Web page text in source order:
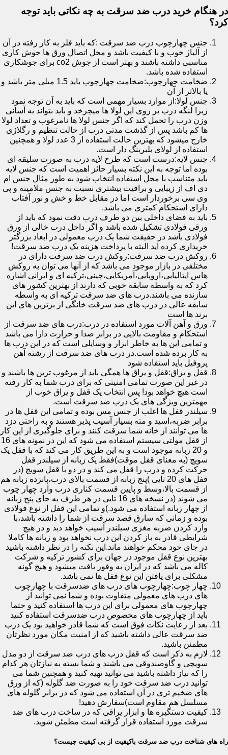
در هنگام خرید درب ضد سرقت به چه نکاتی باید توجه
کرد؟
جنس چهارچوب درب ضد سرقت :که باید فلز به کار رفته در آن
از آلیاژ خوب و با کیفیت باشد و محل اتصال ورق ها جوش کاری
مناسبی داشته باشند و بهتر است از جوش co2 برای جوشکاری
استفاده شده باشد.
ضخامت چهارچوب:ضخامت چهارچوب باید 1.5 میلی متر باشد و
یا بالاتر از آن
جنس لولا:از موارد بسیار مهمی است که باید به آن توجه نمود
زیرا لنگه درب بر روی این لولا ها میچرخد و باید بتواند به آسانی
وزن درب را تحمل کند که اگر جنس لولا ها نامرغوب و تعداد لولا
ها کم باشد پس از گذشت مدتی درب از حالت تنظیم و رگلاژی
خارج میشود که بهترین حالت استفاده از 3 عدد لولا و همچنین
استفاده از لولای بلبرینگ دار است.
جنس لایه:درست است که طرح لایه درب به صورت سلیقه ای
بوده اما توجه به این نکته بسیار حائز اهمیت است که جنس لایه
باید متناسب با محل استفاده انتخاب شود به طور مثال جنس ام
دی اف از زیبایی و براقیت بیشتری نسبت به جنس ملامینه و پی
وی سی برخوردار است اما در مقابل خط و خش و نور آفتاب
دارای استحکام کمتری می باشد.
باید به فضای داخلی بین دو طرف درب دقت نمود که باید از
ورقی فولادی تشکیل شده باشد و اگر داخل درب خالی از ورق
فولادی باشد در حقیقت شما یک درب معمولی در ابعاد بزرگتر
خریداری کرده اید البته با پرداخت هزینه یک درب ضد سرقت!
روکش درب ضد سرقت:روکش درب ضد سرقت دارای در
مختلفی در بازار موجود می باشد که از آنها می توان به روکش
هاس ایتالیایی،اروپایی،آمریکایی،چینی،ترکیه ای و ایرانی اشاره
کرد که به واسطه سابقه خوبی که دارند از بهترین کشور های
سازنده می باشند.درب های ضد سرقت ترکیه ای به واسطه
سابقه عالی در درب های ضد سرقت خانگی از برترین های این
برند ها است
ورق و آهن آلات مورد استفاده در درب:درب های ضد سرقت از
استحکام و مقاومت بالایی در برابر صدا و حرارت دارا می باشد
و تمامی این ها به خاطر ابزار و وسایلی است که در این درب ها
به کار برده شده است.در درب های ضد سرقت از رشته آهن
پروفیل باید استفاده شود
قفل و یراق:قفل و یراق ها همگی باید از مرغوب ترین ها باشند و
در غیر این صورت تمامی امنیتی که برای درب شما به کار رفته
است هیچ خواهد بود! پس انتخاب یک قفل و یراق خوب از
مهمترین ویژگی های یک درب ضد سرقت است.
سیلندر قفل ها اغلب از جنس مس بوده و تمامی این قفل ها در
برابر ضربه،اسید و مته بسیار آسیب پذیر هستند و به راحتی دزد
ها می توانند از خانه شما سرقت کنند و برای جلوگیری از این کار
از قفل مولتی سیستم استفاده می شود که این در نمونه های 16
و 20 زبانه موجود است و به این طریق کار می کند که با قفل یک
سویچ (به معنای قفل موقت)فقط یک زبانه از سیلندر قفل
حرکت کرده و درب را قفل می کند و در دو با قفل سویچ (در
قفل های 20 تایی )پنج زبانه از قسمت بالای درب،پانزده زبانه هم
از قسمت بالا،وسط و پایین قسمت کناری درب وارد چهار چوب
می شوند (در نسخه های 16 تایی در هر طرف به جای پنج زبانه
از چهار زبانه استفاده می شود.)و تمامی این قفل از نوع فولادی
بوده و زمانی که سارق قصد سرقت از شما را داشته باشد،با
وارد کردن ضربه مغزی سیلندر آسیب خواهد دید و در هیچ
شرایطی قادر به باز کردن این درب نخواهد بود و زبانه ها کاملا
در جای خود محکم خواهند ماند.این نکته را در نظر داشته باشید
بهترین نوع قفل موجود در جهان برای کشور ترکیه و شرکت
کاله می باشد که در ایران به وفور یافت میشود و هیچ گونه
مشکلی برای یافتن این نوع قفل ها نمی باشد.
چهار چوب:چهارچوب های درب های ضدسرقت با چهارچوب
های درب های معمولی متفاوت بوده و شما نمی توانید از
چهارچوب های معمولی برای این درب ها استفاده کنید و حتما
باید از چهارچوب های مخصوص درب ضدسرقت استفاده کنید
بعد از رعایت نکات فوق است که شما قادر خواهید بود یک درب
ضد سرقت عالی داشته باشید که از امنیت مکان مورد نظرتان
مطمئن باشید.
لازم به ذکر است که قفل درب های درب ضد سرقت از دو مدل
سویچی و گاوصندوقی می باشند و شما بسته به نیازتان هر کدام
را که نیاز داشته باشید می توانید تهیه کنید و همچنین شما می
توانید درب ضد سرقت خود را به صورت ضد گلوله (که از ورق
های ضخیم تری در آن استفاده می شود که در برابر گلوله های
مسلسل هم مقاوم است)سفارش دهید!
کیفیت دستگیره ها و ابزار یراقی که در ساخت درب های ضد
سرقت مورد استفاده قرار گرفته است مطمئن شوید.
راه های شناخت درب ضد سرقت باکیفیت از بی کیفیت چیست؟